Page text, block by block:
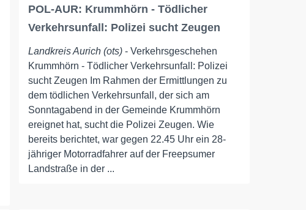
POL-AUR: Krummhörn - Tödlicher
Verkehrsunfall: Polizei sucht Zeugen
Landkreis Aurich (ots) - Verkehrsgeschehen
Krummhörn - Tödlicher Verkehrsunfall: Polizei
sucht Zeugen Im Rahmen der Ermittlungen zu
dem tödlichen Verkehrsunfall, der sich am
Sonntagabend in der Gemeinde Krummhörn
ereignet hat, sucht die Polizei Zeugen. Wie
bereits berichtet, war gegen 22.45 Uhr ein 28-
jähriger Motorradfahrer auf der Freepsumer
Landstraße in der ...